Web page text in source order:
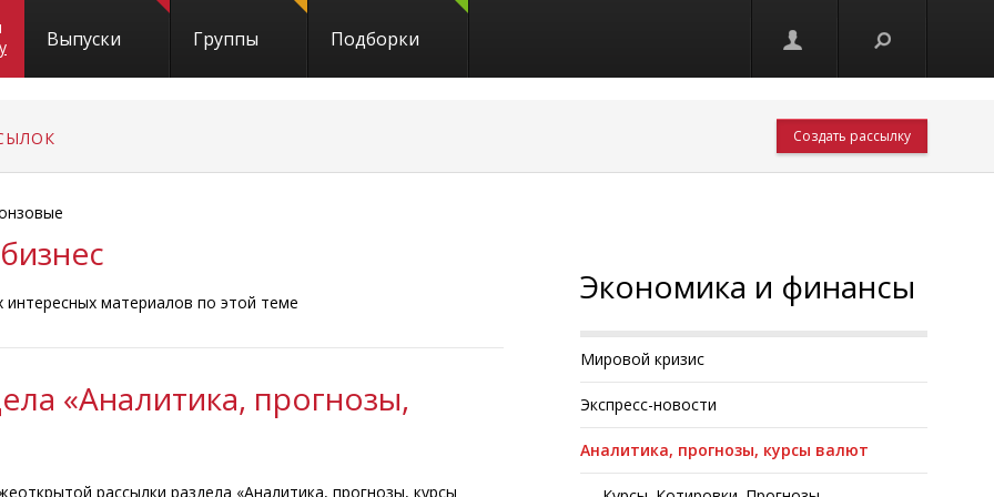
Выпуски Группы Подборки
Создать рассылку
интересных материалов по этой теме
«Аналитика, прогнозы,
рассылки раздела «Аналитика, прогнозы, курсы
Экономика и финансы
Мировой кризис
Экспресс-новости
Аналитика, прогнозы, курсы валют